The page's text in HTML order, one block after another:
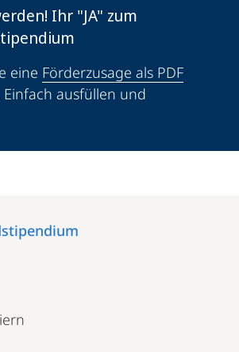
Ihr "JA" zum
eine Förderzusage als PDF
Einfach ausfüllen und